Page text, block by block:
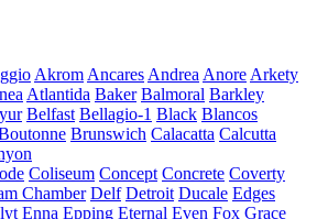
Akrom Ancares Andrea Anore Arkety
Atlantida Baker Balmoral Barkley
Belfast Bellagio-1 Black Blancos
Brunswich Calacatta Calcutta
Coliseum Concept Concrete Coverty
Chamber Delf Detroit Ducale Edges
Enna Epping Eternal Even Fox Grace